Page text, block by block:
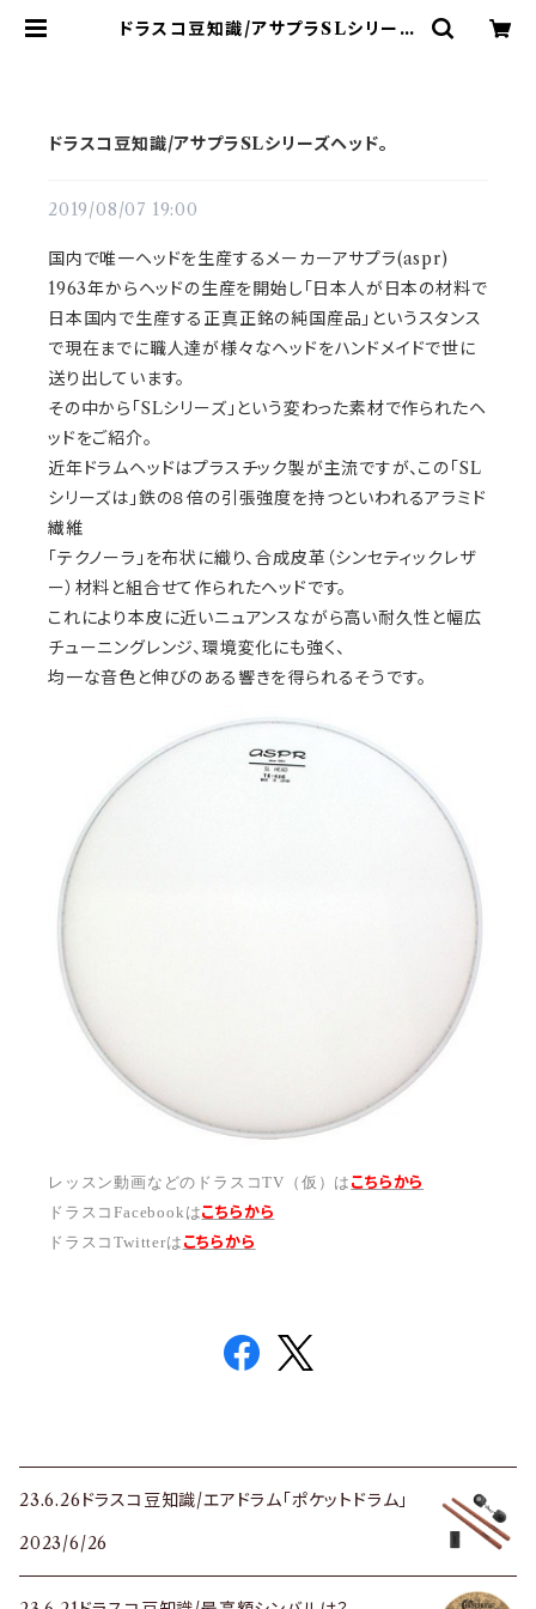
ドラスコ豆知識/アサプラSLシリーズ
ドラスコ豆知識/アサプラSLシリーズヘッド。
2019/08/07 19:00
国内で唯一ヘッドを生産するメーカーアサプラ(aspr)
1963年からヘッドの生産を開始し「日本人が日本の材料で
日本国内で生産する正真正銘の純国産品」というスタンス
で現在までに職人達が様々なヘッドをハンドメイドで世に
送り出しています。
その中から「SLシリーズ」という変わった素材で作られたヘ
ッドをご紹介。
近年ドラムヘッドはプラスチック製が主流ですが、この「SL
シリーズは」鉄の８倍の引張強度を持つといわれるアラミド
繊維
「テクノーラ」を布状に織り、合成皮革（シンセティックレザ
ー）材料と組合せて作られたヘッドです。
これにより本皮に近いニュアンスながら高い耐久性と幅広
チューニングレンジ、環境変化にも強く、
均一な音色と伸びのある響きを得られるそうです。
レッスン動画などのドラスコTV（仮）は こちらから
ドラスコFacebookはこちらから
ドラスコTwitterは こちらから
23.6.26ドラスコ豆知識/エアドラム「ポケットドラム」
2023/6/26